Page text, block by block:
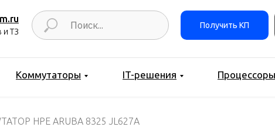
и ТЗ
Получить КП
Коммутаторы IT-решения Процессоры
HPE ARUBA 8325 JL627A